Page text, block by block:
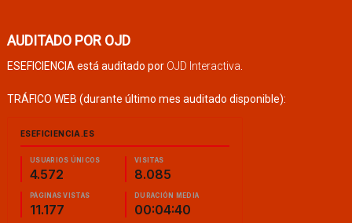
AUDITADO POR OJD
ESEFICIENCIA está auditado por OJD Interactiva
TRÁFICO WEB (durante último mes auditado disponible):